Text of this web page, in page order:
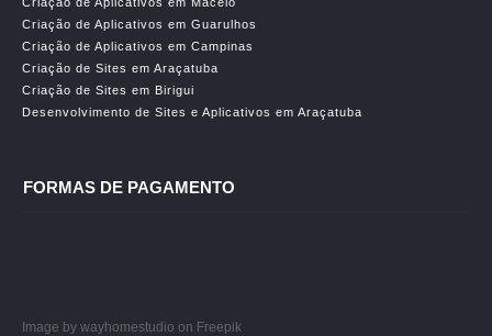
Criação de Aplicativos em Guarulhos
Criação de Aplicativos em Campinas
Criação de Sites em Araçatuba
Criação de Sites em Birigui
Desenvolvimento de Sites e Aplicativos em Araçatuba
FORMAS DE PAGAMENTO
Image by wayhomestudio on Freepik